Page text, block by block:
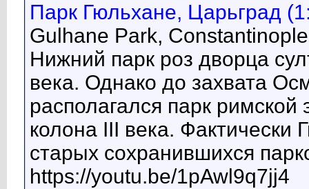
Парк Гюльхане, Царьград
Gulhane Park,
Нижний парк роз дворца
века. Однако до захвата
располагался парк римской
колона III века. Фактически
старых сохранившихся
https://youtu.be/1pAwl9q7jj4